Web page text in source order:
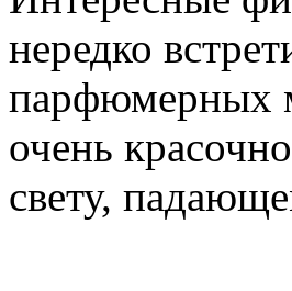
нередко
парфюмерных
очень
свету,